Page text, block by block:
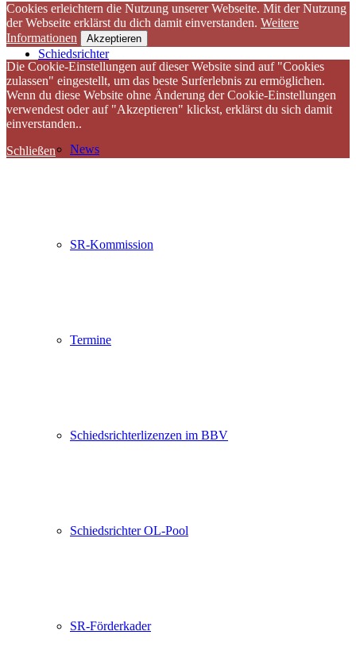
Schiedsrichter
News
SR-Kommission
Termine
Schiedsrichterlizenzen im BBV
Schiedsrichter OL-Pool
SR-Förderkader
Cookies erleichtern die Nutzung unserer Webseite. Mit der Nutzung
der Webseite erklärst du dich damit einverstanden. Weitere
Informationen
Akzeptieren
Die Cookie-Einstellungen auf dieser Website sind auf "Cookies
zulassen" eingestellt, um das beste Surferlebnis zu ermöglichen.
Wenn du diese Website ohne Änderung der Cookie-Einstellungen
verwendest oder auf "Akzeptieren" klickst, erklärst du sich damit
einverstanden..
Schließen